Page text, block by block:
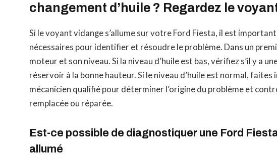
changement d’huile ? Regardez le
Si le voyant vidange s’allume sur votre Ford Fiesta, il est
nécessaires pour identifier et résoudre le problème. Dans un
moteur et son niveau. Si la niveau d’huile est bas, vérifiez s’il y a
réservoir à la bonne hauteur. Si le niveau d’huile est normal,
mécanicien qualifié pour déterminer l’origine du problème et
remplacée ou réparée.
Est-ce possible de diagnostiquer une Ford
allumé